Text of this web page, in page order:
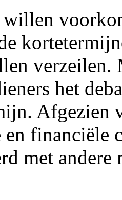
het
Afgezien
en financiële
met